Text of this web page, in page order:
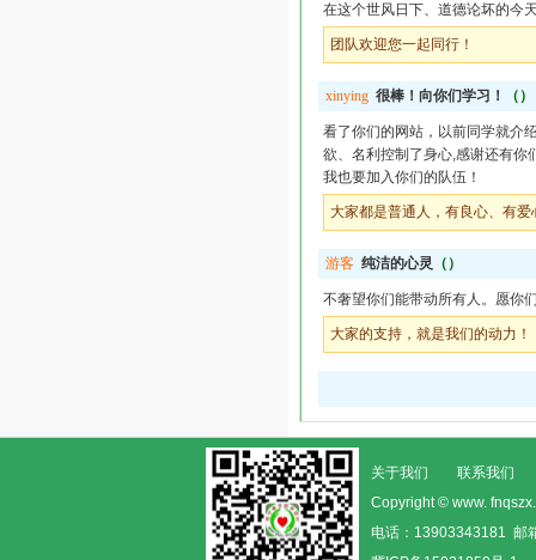
在这个世风日下、道德论坏的今
团队欢迎您一起同行！
xinying 很棒！向你们学习！ （）
看了你们的网站，以前同学就介
欲、名利控制了身心,感谢还有你
我也要加入你们的队伍！
大家都是普通人，有良心、有
游客 纯洁的心灵 （）
不奢望你们能带动所有人。愿你
大家的支持，就是我们的动力！
关于我们
联系我们
Copyright © www.
电话：13903343181 邮